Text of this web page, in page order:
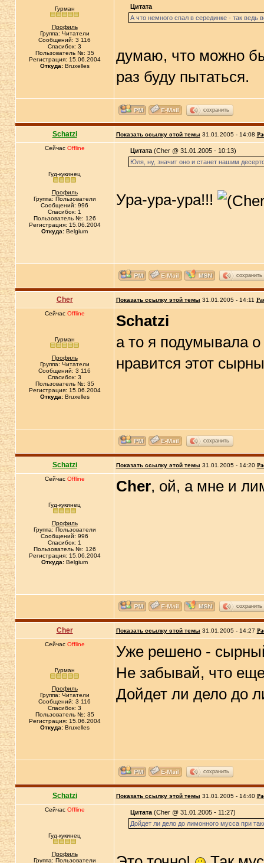
Гурман
Профиль
Группа: Читатели
Сообщений: 3 116
Спасибок: 3
Пользователь №: 35
Регистрация: 15.06.2004
Откуда:Bruxelles
Цитата
А что немного спал в серединке - так ведь
думаю, что можно
раз буду пытаться.
сохранить
Schatzi Показать ссылку этой темы 31.01.2005 - 14:08
Сейчас Offline
Гуд-кукинец
Профиль
Группа: Пользователи
Сообщений: 996
Спасибок: 1
Пользователь №: 126
Регистрация: 15.06.2004
Откуда: Belgium
Цитата(Cher @ 31.01.2005 - 10:13)
Юля, ну, значит оно и станет нашим
Ура-ура-ура!!!
сохранить
Cher Показать ссылку этой темы 31.01.2005 - 14:11
Сейчас Offline
Гурман
Профиль
Группа: Читатели
Сообщений: 3 116
Спасибок: 3
Пользователь №: 35
Регистрация: 15.06.2004
Откуда:Bruxelles
Schatzi
а то я подумывала
нравится этот
сохранить
Schatzi Показать ссылку этой темы 31.01.2005 - 14:20
Сейчас Offline
Гуд-кукинец
Профиль
Группа: Пользователи
Сообщений: 996
Спасибок: 1
Пользователь №: 126
Регистрация: 15.06.2004
Откуда: Belgium
Cher, ой, а мне и
сохранить
Cher Показать ссылку этой темы 31.01.2005 - 14:27
Сейчас Offline
Гурман
Профиль
Группа: Читатели
Сообщений: 3 116
Спасибок: 3
Пользователь №: 35
Регистрация: 15.06.2004
Откуда:Bruxelles
Уже решено -
Не забывай, что еще
Дойдет ли дело до
сохранить
Schatzi Показать ссылку этой темы 31.01.2005 - 14:40
Сейчас Offline
Гуд-кукинец
Профиль
Группа: Пользователи
Цитата(Cher @ 31.01.2005 - 11:27)
Дойдет ли дело до лимонного мусса при